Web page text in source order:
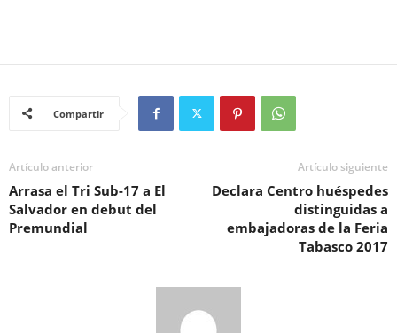
Compartir
Artículo anterior
Arrasa el Tri Sub-17 a El
Salvador en debut del
Premundial
Artículo siguiente
Declara Centro huéspedes
distinguidas a
embajadoras de la Feria
Tabasco 2017